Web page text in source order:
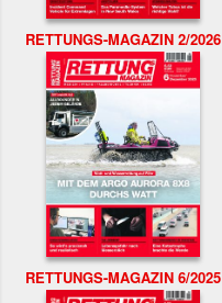
RETTUNGS-MAGAZIN 2/2026
RETTUNGS-MAGAZIN 6/2025